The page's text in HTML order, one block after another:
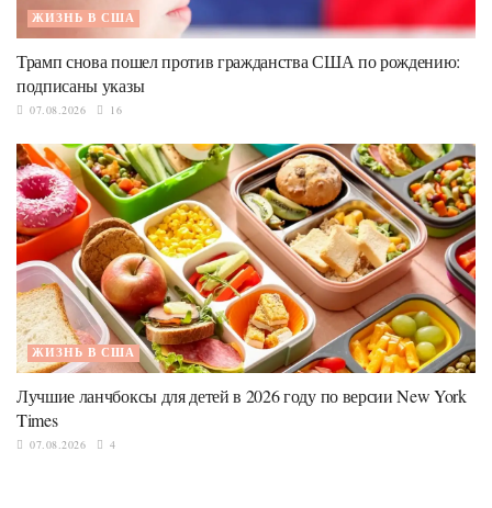
ЖИЗНЬ В США
Трамп снова пошел против гражданства США по рождению:
подписаны указы
07.08.2026 16
ЖИЗНЬ В США
Лучшие ланчбоксы для детей в 2026 году по версии New York
Times
07.08.2026 4